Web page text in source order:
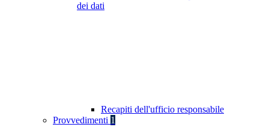
dei dati
Recapiti dell'ufficio responsabile
Provvedimenti 1